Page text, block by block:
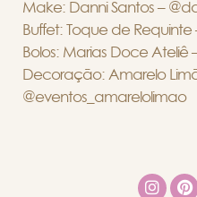
Make: Danni Santos –
Buffet: Toque de
Bolos: Marias Doce Ateliê
Decoração: Amarelo
@eventos_amarelolimao